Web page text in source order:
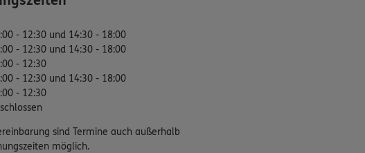
- 12:30 und 14:30 - 18:00
- 12:30 und 14:30 - 18:00
- 12:30
- 12:30 und 14:30 - 18:00
- 12:30
sind Termine auch außerhalb
möglich.